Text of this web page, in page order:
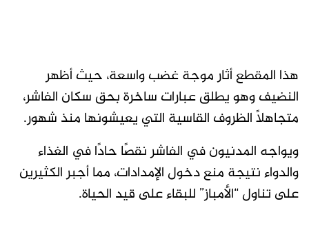
هذا المقطع أثار موجة غضب واسعة، حيث أظهر
النضيف وهو يطلق عبارات ساخرة بحق سكان الفاشر،
متجاهلًا الظروف القاسية التي يعيشونها منذ شهور.
ويواجه المدنيون في الفاشر نقصًا حادًا في الغذاء
والدواء نتيجة منع دخول الإمدادات، مما أجبر الكثيرين
على تناول “الأمباز” للبقاء على قيد الحياة.